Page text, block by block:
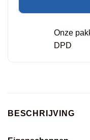
Onze
DPD
BESCHRIJVING